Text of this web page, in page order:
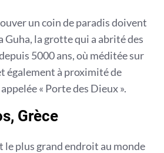
un coin de paradis doivent
la grotte qui a abrité des
5000 ans, où méditée sur
également à proximité de
« Porte des Dieux ».
Grèce
le plus grand endroit au monde